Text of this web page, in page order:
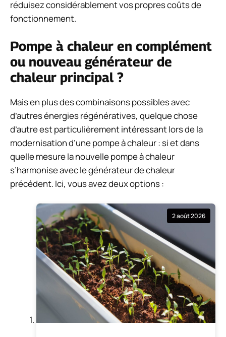
réduisez considérablement vos propres coûts de
fonctionnement.
Pompe à chaleur en complément
ou nouveau générateur de
chaleur principal ?
Mais en plus des combinaisons possibles avec
d’autres énergies régénératives, quelque chose
d’autre est particulièrement intéressant lors de la
modernisation d’une pompe à chaleur : si et dans
quelle mesure la nouvelle pompe à chaleur
s’harmonise avec le générateur de chaleur
précédent. Ici, vous avez deux options :
2 août 2026